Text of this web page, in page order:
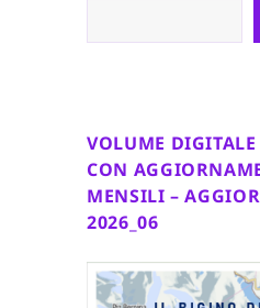
VOLUME DIGITALE
CON
MENSILI –
2026_06